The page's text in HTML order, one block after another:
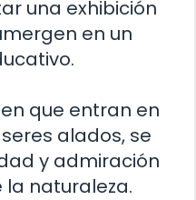
una exhibición
en un
que entran en
alados, se
y admiración
naturaleza.